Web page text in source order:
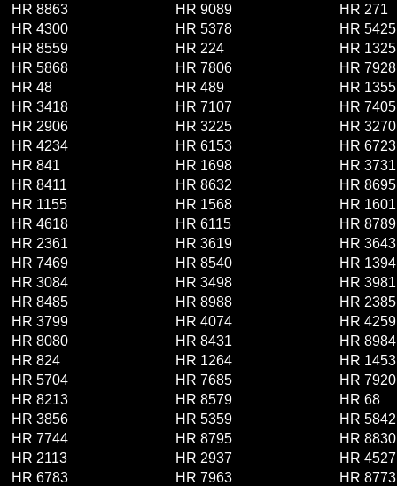
HR 8863
HR 9089
HR 271
HR 4300
HR 5378
HR 5425
HR 8559
HR 224
HR 1325
HR 5868
HR 7806
HR 7928
HR 48
HR 489
HR 1355
HR 3418
HR 7107
HR 7405
HR 2906
HR 3225
HR 3270
HR 4234
HR 6153
HR 6723
HR 841
HR 1698
HR 3731
HR 8411
HR 8632
HR 8695
HR 1155
HR 1568
HR 1601
HR 4618
HR 6115
HR 8789
HR 2361
HR 3619
HR 3643
HR 7469
HR 8540
HR 1394
HR 3084
HR 3498
HR 3981
HR 8485
HR 8988
HR 2385
HR 3799
HR 4074
HR 4259
HR 8080
HR 8431
HR 8984
HR 824
HR 1264
HR 1453
HR 5704
HR 7685
HR 7920
HR 8213
HR 8579
HR 68
HR 3856
HR 5359
HR 5842
HR 7744
HR 8795
HR 8830
HR 2113
HR 2937
HR 4527
HR 6783
HR 7963
HR 8773